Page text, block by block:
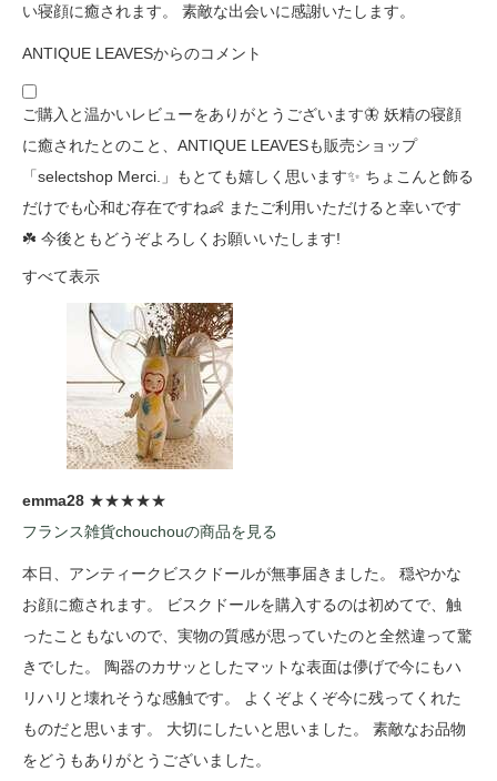
い寝顔に癒されます。 素敵な出会いに感謝いたします。
ANTIQUE LEAVESからのコメント
ご購入と温かいレビューをありがとうございます🦋 妖精の寝顔
に癒されたとのこと、ANTIQUE LEAVESも販売ショップ
「selectshop Merci.」もとても嬉しく思います✨ ちょこんと飾る
だけでも心和む存在ですね👶 またご利用いただけると幸いです
☘️ 今後ともどうぞよろしくお願いいたします!
すべて表示
emma28 ★★★★★
フランス雑貨chouchouの商品を見る
本日、アンティークビスクドールが無事届きました。 穏やかな
お顔に癒されます。 ビスクドールを購入するのは初めてで、触
ったこともないので、実物の質感が思っていたのと全然違って驚
きでした。 陶器のカサッとしたマットな表面は儚げで今にもハ
リハリと壊れそうな感触です。 よくぞよくぞ今に残ってくれた
ものだと思います。 大切にしたいと思いました。 素敵なお品物
をどうもありがとうございました。